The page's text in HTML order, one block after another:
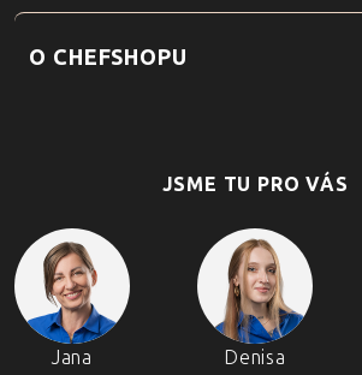
O CHEFSHOPU
JSME TU PRO VÁS
Jana Denisa